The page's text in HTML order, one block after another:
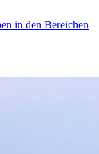
in den Bereichen